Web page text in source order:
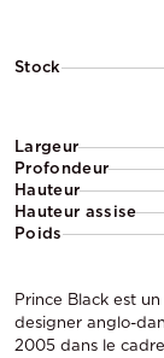
Stock
Largeur
Profondeur
Hauteur
Hauteur assise
Poids
Prince Black est
designer anglo-
2005 dans le